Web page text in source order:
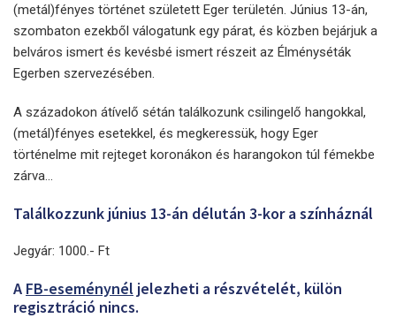
(metál)fényes történet született Eger területén. Június 13-án,
szombaton ezekből válogatunk egy párat, és közben bejárjuk a
belváros ismert és kevésbé ismert részeit az Élményséták
Egerben szervezésében.
A századokon átívelő sétán találkozunk csilingelő hangokkal,
(metál)fényes esetekkel, és megkeressük, hogy Eger
történelme mit rejteget koronákon és harangokon túl fémekbe
zárva...
Találkozzunk június 13-án délután 3-kor a színháznál
Jegyár: 1000.- Ft
A FB-eseménynél jelezheti a részvételét, külön
regisztráció nincs.